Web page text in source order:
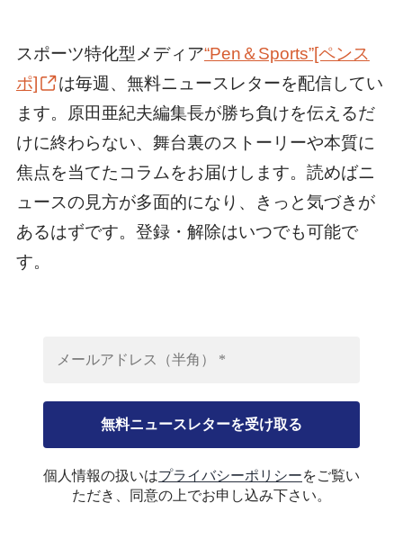
スポーツ特化型メディア“Pen＆Sports”[ペンス
ポ]
は毎週、無料ニュースレターを配信してい
ます。原田亜紀夫編集長が勝ち負けを伝えるだ
けに終わらない、舞台裏のストーリーや本質に
焦点を当てたコラムをお届けします。読めばニ
ュースの見方が多面的になり、きっと気づきが
あるはずです。登録・解除はいつでも可能で
す。
個人情報の扱いはプライバシーポリシーをご覧い
ただき、同意の上でお申し込み下さい。